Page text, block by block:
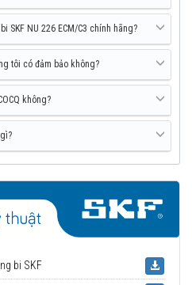
SKF NU 226 ECM/C3 chính hãng?
tôi có đảm bảo không?
không?
bi SKF